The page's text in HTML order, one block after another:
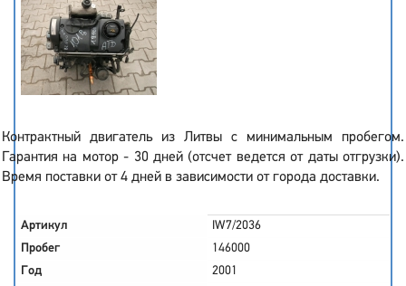
Контрактный двигатель из Литвы с минимальным пробегом.
Гарантия на мотор - 30 дней (отсчет ведется от даты отгрузки).
Время поставки от 4 дней в зависимости от города доставки.
Артикул
IW7/2036
Пробег
146000
Год
2001